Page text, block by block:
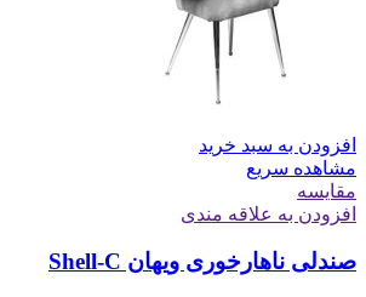
افزودن به سبد خرید
مشاهده سریع
مقایسه
افزودن به علاقه مندی
صندلی ناهارخوری ویهان Shell-C